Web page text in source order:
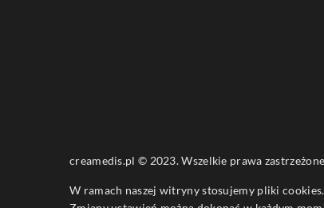
creamedis.pl © 2023. Wszelkie prawa
W ramach naszej witryny stosujemy pliki